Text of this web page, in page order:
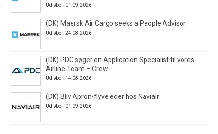
Udløber: 01.09.2026
(DK) Maersk Air Cargo seeks a People Advisor
Udløber: 24.08.2026
(DK) PDC søger en Application Specialist til vores
Airline Team – Crew
Udløber: 14.08.2026
(DK) Bliv Apron-flyveleder hos Naviair
Udløber: 01.09.2026